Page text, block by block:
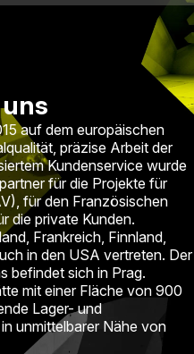
auf dem europäischen
präzise Arbeit der
Kundenservice wurde
für die Projekte für
für den Französischen
die private Kunden.
Frankreich, Finnland,
in den USA vertreten. Der
befindet sich in Prag.
mit einer Fläche von 900
Lager- und
unmittelbarer Nähe von